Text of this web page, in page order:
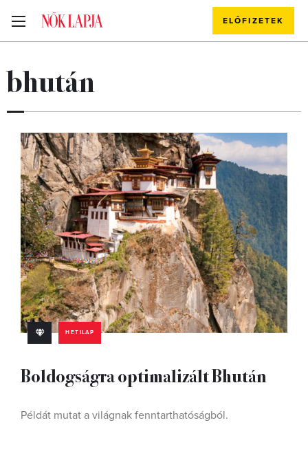
ELŐFIZETEK
bhután
HETILAP
Boldogságra optimalizált Bhután
Példát mutat a világnak fenntarthatóságból.